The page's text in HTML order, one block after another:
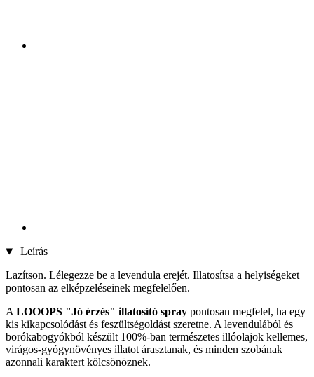
Leírás
Lazítson. Lélegezze be a levendula erejét. Illatosítsa a helyiségeket
pontosan az elképzeléseinek megfelelően.
A LOOOPS "Jó érzés" illatosító spray pontosan megfelel, ha egy
kis kikapcsolódást és feszültségoldást szeretne. A levendulából és
borókabogyókból készült 100%-ban természetes illóolajok kellemes,
virágos-gyógynövényes illatot árasztanak, és minden szobának
azonnali karaktert kölcsönöznek.